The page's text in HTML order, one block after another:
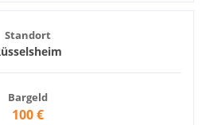
Standort
Bargeld
100 €